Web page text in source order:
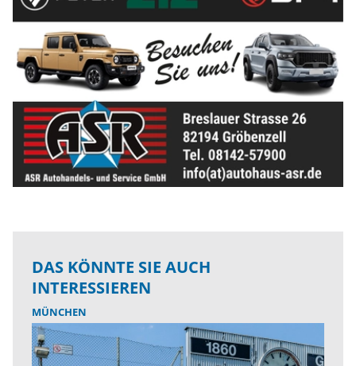
DAS KÖNNTE SIE AUCH
INTERESSIEREN
MÜNCHEN